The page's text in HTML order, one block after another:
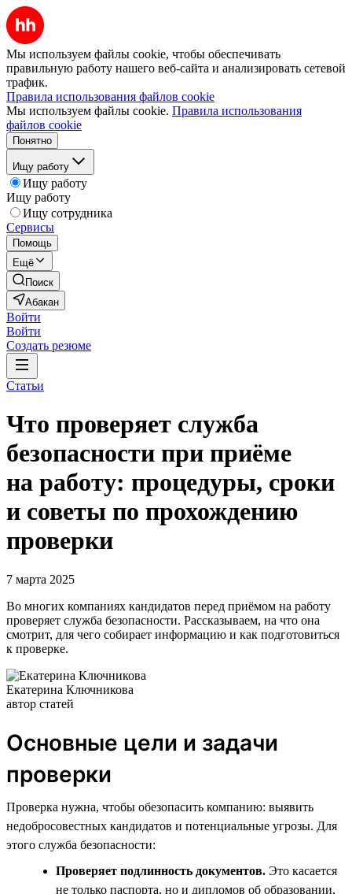
Мы используем файлы cookie, чтобы обеспечивать
правильную работу нашего веб-сайта и анализировать сетевой
трафик.
Правила использования файлов cookie
Мы используем файлы cookie. Правила использования
файлов cookie
Понятно
Ищу работу
Ищу работу
Ищу работу
Ищу сотрудника
Сервисы
Помощь
Ещё
Поиск
Абакан
Войти
Войти
Создать резюме
Статьи
Что проверяет служба
безопасности при приёме
на работу: процедуры, сроки
и советы по прохождению
проверки
7 марта 2025
Во многих компаниях кандидатов перед приёмом на работу
проверяет служба безопасности. Рассказываем, на что она
смотрит, для чего собирает информацию и как подготовиться
к проверке.
Екатерина Ключникова
автор статей
Основные цели и задачи
проверки
Проверка нужна, чтобы обезопасить компанию: выявить
недобросовестных кандидатов и потенциальные угрозы. Для
этого служба безопасности:
Проверяет подлинность документов. Это касается
не только паспорта, но и дипломов об образовании,